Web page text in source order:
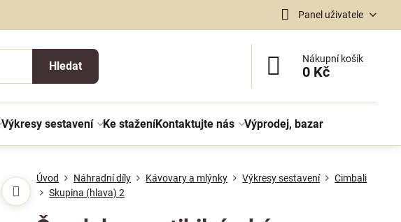
Panel uživatele
Hledat
Nákupní košík
0 Kč
Výkresy sestavení Ke staženíKontaktujte nás Výprodej, bazar
Úvod Náhradní díly Kávovary a mlýnky Výkresy sestavení
Cimbali
Skupina (hlava) 2